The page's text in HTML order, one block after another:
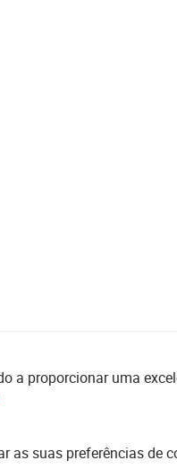
a proporcionar uma
as suas preferências de